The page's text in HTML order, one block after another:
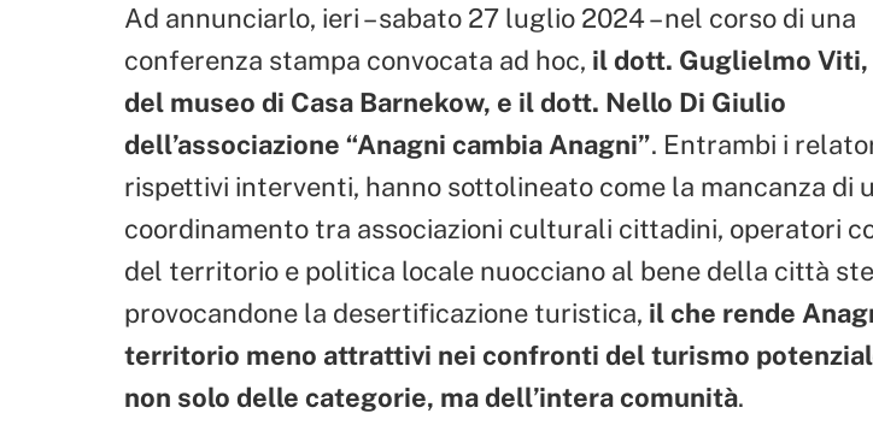
Ad annunciarlo, ieri – sabato 27 luglio 2024 – nel corso di una
conferenza stampa convocata ad hoc, il dott. Guglielmo
del museo di Casa Barnekow, e il dott. Nello Di Giulio
dell’associazione “Anagni cambia Anagni”. Entrambi i
rispettivi interventi, hanno sottolineato come la mancanza di
coordinamento tra associazioni culturali cittadini, operatori
del territorio e politica locale nuocciano al bene della città
provocandone la desertificazione turistica, il che rende
territorio meno attrattivi nei confronti del turismo
non solo delle categorie, ma dell’intera comunità.